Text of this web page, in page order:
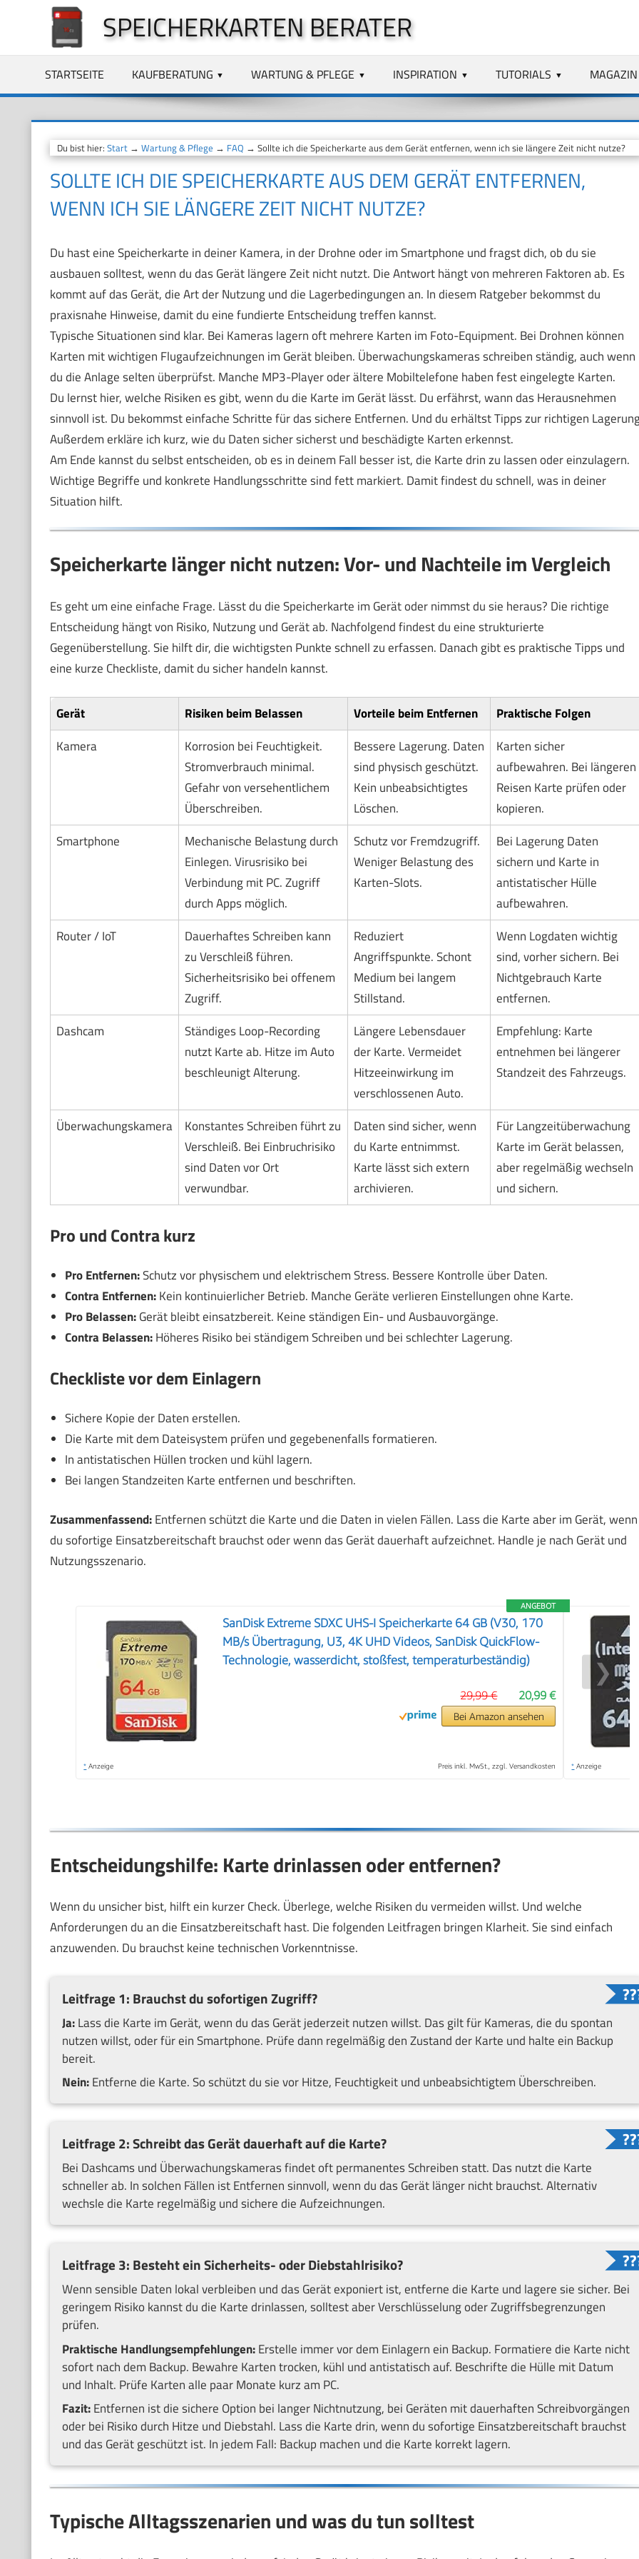
springen
SPEICHERKARTEN BERATER
STARTSEITE KAUFBERATUNG WARTUNG & PFLEGE INSPIRATION TUTORIALS MAGAZIN
Du bist hier: Start→ Wartung & Pflege → FAQ → Sollte ich die Speicherkarte aus dem Gerät entfernen, wenn ich sie längere Zeit nicht nutze?
SOLLTE ICH DIE SPEICHERKARTE AUS DEM GERÄT ENTFERNEN,
WENN ICH SIE LÄNGERE ZEIT NICHT NUTZE?
Du hast eine Speicherkarte in deiner Kamera, in der Drohne oder im Smartphone und fragst dich, ob du sie
ausbauen solltest, wenn du das Gerät längere Zeit nicht nutzt. Die Antwort hängt von mehreren Faktoren ab. Es
kommt auf das Gerät, die Art der Nutzung und die Lagerbedingungen an. In diesem Ratgeber bekommst du
praxisnahe Hinweise, damit du eine fundierte Entscheidung treffen kannst.
Typische Situationen sind klar. Bei Kameras lagern oft mehrere Karten im Foto-Equipment. Bei Drohnen können
Karten mit wichtigen Flugaufzeichnungen im Gerät bleiben. Überwachungskameras schreiben ständig, auch wenn
du die Anlage selten überprüfst. Manche MP3-Player oder ältere Mobiltelefone haben fest eingelegte Karten.
Du lernst hier, welche Risiken es gibt, wenn du die Karte im Gerät lässt. Du erfährst, wann das Herausnehmen
sinnvoll ist. Du bekommst einfache Schritte für das sichere Entfernen. Und du erhältst Tipps zur richtigen
Außerdem erkläre ich kurz, wie du Daten sicher sicherst und beschädigte Karten erkennst.
Am Ende kannst du selbst entscheiden, ob es in deinem Fall besser ist, die Karte drin zu lassen oder einzulagern.
Wichtige Begriffe und konkrete Handlungsschritte sind fett markiert. Damit findest du schnell, was in deiner
Situation hilft.
Speicherkarte länger nicht nutzen: Vor- und Nachteile im Vergleich
Es geht um eine einfache Frage. Lässt du die Speicherkarte im Gerät oder nimmst du sie heraus? Die richtige
Entscheidung hängt von Risiko, Nutzung und Gerät ab. Nachfolgend findest du eine strukturierte
Gegenüberstellung. Sie hilft dir, die wichtigsten Punkte schnell zu erfassen. Danach gibt es praktische Tipps und
eine kurze Checkliste, damit du sicher handeln kannst.
Gerät Risiken beim Belassen Vorteile beim Entfernen
Praktische Folgen
Kamera
Korrosion bei Feuchtigkeit.
Stromverbrauch minimal.
Gefahr von versehentlichem
Überschreiben.
Bessere Lagerung. Daten
sind physisch geschützt.
Kein unbeabsichtigtes
Löschen.
Karten sicher
aufbewahren. Bei längeren
Reisen Karte prüfen oder
kopieren.
Smartphone
Mechanische Belastung durch
Einlegen. Virusrisiko bei
Verbindung mit PC. Zugriff
durch Apps möglich.
Schutz vor Fremdzugriff.
Weniger Belastung des
Karten-Slots.
Bei Lagerung Daten
sichern und Karte in
antistatischer Hülle
aufbewahren.
Router / IoT
Dauerhaftes Schreiben kann
zu Verschleiß führen.
Sicherheitsrisiko bei offenem
Zugriff.
Reduziert
Angriffspunkte. Schont
Medium bei langem
Stillstand.
Wenn Logdaten wichtig
sind, vorher sichern. Bei
Nichtgebrauch Karte
entfernen.
Dashcam
Ständiges Loop-Recording
nutzt Karte ab. Hitze im Auto
beschleunigt Alterung.
Längere Lebensdauer
der Karte. Vermeidet
Hitzeeinwirkung im
verschlossenen Auto.
Empfehlung: Karte
entnehmen bei längerer
Standzeit des Fahrzeugs.
Überwachungskamera
Konstantes Schreiben führt zu
Verschleiß. Bei Einbruchrisiko
sind Daten vor Ort
verwundbar.
Daten sind sicher, wenn
du Karte entnimmst.
Karte lässt sich extern
archivieren.
Für Langzeitüberwachung
Karte im Gerät belassen,
aber regelmäßig wechseln
und sichern.
Pro und Contra kurz
Pro Entfernen:Schutz vor physischem und elektrischem Stress. Bessere Kontrolle über Daten.
Contra Entfernen:Kein kontinuierlicher Betrieb. Manche Geräte verlieren Einstellungen ohne Karte.
Pro Belassen:Gerät bleibt einsatzbereit. Keine ständigen Ein- und Ausbauvorgänge.
Contra Belassen:Höheres Risiko bei ständigem Schreiben und bei schlechter Lagerung.
Checkliste vor dem Einlagern
Sichere Kopie der Daten erstellen.
Die Karte mit dem Dateisystem prüfen und gegebenenfalls formatieren.
In antistatischen Hüllen trocken und kühl lagern.
Bei langen Standzeiten Karte entfernen und beschriften.
Zusammenfassend:Entfernen schützt die Karte und die Daten in vielen Fällen. Lass die Karte aber im Gerät, wenn
du sofortige Einsatzbereitschaft brauchst oder wenn das Gerät dauerhaft aufzeichnet. Handle je nach Gerät und
Nutzungsszenario.
ANGEBOT
SanDisk Extreme SDXC UHS-I Speicherkarte 64 GB (V30, 170
MB/s Übertragung, U3, 4K UHD Videos, SanDisk QuickFlow-
Technologie, wasserdicht, stoßfest, temperaturbeständig)
20,99 €
29,99 €
Bei Amazon ansehen
* Anzeige Preis inkl. MwSt., zzgl. Versandkosten * Anzeige
❯
Entscheidungshilfe: Karte drinlassen oder entfernen?
Wenn du unsicher bist, hilft ein kurzer Check. Überlege, welche Risiken du vermeiden willst. Und welche
Anforderungen du an die Einsatzbereitschaft hast. Die folgenden Leitfragen bringen Klarheit. Sie sind einfach
anzuwenden. Du brauchst keine technischen Vorkenntnisse.
Leitfrage 1: Brauchst du sofortigen Zugriff?
Ja:Lass die Karte im Gerät, wenn du das Gerät jederzeit nutzen willst. Das gilt für Kameras, die du spontan
nutzen willst, oder für ein Smartphone. Prüfe dann regelmäßig den Zustand der Karte und halte ein Backup
bereit.
Nein:Entferne die Karte. So schützt du sie vor Hitze, Feuchtigkeit und unbeabsichtigtem Überschreiben.
Leitfrage 2: Schreibt das Gerät dauerhaft auf die Karte?
Bei Dashcams und Überwachungskameras findet oft permanentes Schreiben statt. Das nutzt die Karte
schneller ab. In solchen Fällen ist Entfernen sinnvoll, wenn du das Gerät länger nicht brauchst. Alternativ
wechsle die Karte regelmäßig und sichere die Aufzeichnungen.
Leitfrage 3: Besteht ein Sicherheits- oder Diebstahlrisiko?
Wenn sensible Daten lokal verbleiben und das Gerät exponiert ist, entferne die Karte und lagere sie sicher. Bei
geringem Risiko kannst du die Karte drinlassen, solltest aber Verschlüsselung oder Zugriffsbegrenzungen
prüfen.
Praktische Handlungsempfehlungen:Erstelle immer vor dem Einlagern ein Backup. Formatiere die Karte nicht
sofort nach dem Backup. Bewahre Karten trocken, kühl und antistatisch auf. Beschrifte die Hülle mit Datum
und Inhalt. Prüfe Karten alle paar Monate kurz am PC.
Fazit:Entfernen ist die sichere Option bei langer Nichtnutzung, bei Geräten mit dauerhaften Schreibvorgängen
oder bei Risiko durch Hitze und Diebstahl. Lass die Karte drin, wenn du sofortige Einsatzbereitschaft brauchst
und das Gerät geschützt ist. In jedem Fall: Backup machen und die Karte korrekt lagern.
Typische Alltagsszenarien und was du tun solltest